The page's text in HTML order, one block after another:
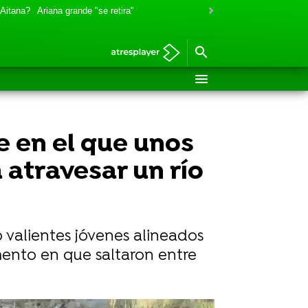
Ariana grande "se retira"
el que unos
un río
jóvenes alineados
en que saltaron entre